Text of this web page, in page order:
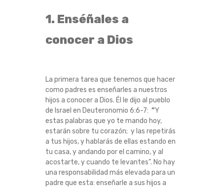
1. Enséñales a
conocer a Dios
La primera tarea que tenemos que hacer
como padres es enseñarles a nuestros
hijos a conocer a Dios. Él le dijo al pueblo
de Israel en Deuteronomio 6:6-7: “Y
estas palabras que yo te mando hoy,
estarán sobre tu corazón; y las repetirás
a tus hijos, y hablarás de ellas estando en
tu casa, y andando por el camino, y al
acostarte, y cuando te levantes”. No hay
una responsabilidad más elevada para un
padre que esta: enseñarle a sus hijos a